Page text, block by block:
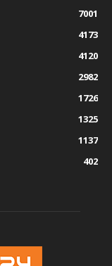
7001
4173
4120
2982
1726
1325
1137
402